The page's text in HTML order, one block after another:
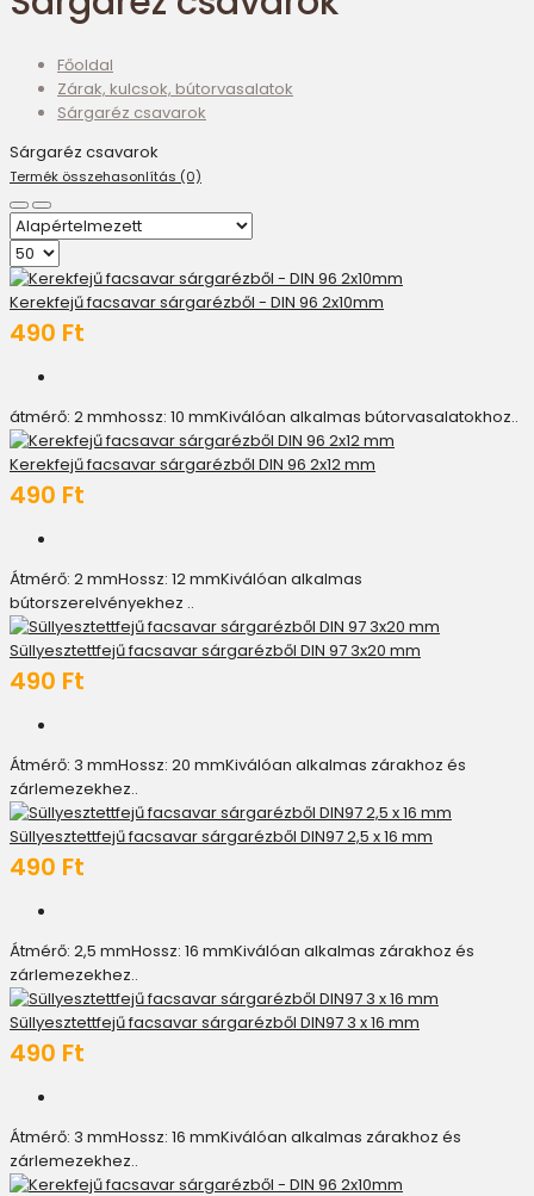
Főoldal
Zárak, kulcsok, bútorvasalatok
Sárgaréz csavarok
Sárgaréz csavarok
Termék összehasonlítás (0)
Kerekfejű facsavar sárgarézből - DIN 96 2x10mm
490 Ft
átmérő: 2 mmhossz: 10 mmKiválóan alkalmas bútorvasalatokhoz..
Kerekfejű facsavar sárgarézből DIN 96 2x12 mm
490 Ft
Átmérő: 2 mmHossz: 12 mmKiválóan alkalmas
bútorszerelvényekhez ..
Süllyesztettfejű facsavar sárgarézből DIN 97 3x20 mm
490 Ft
Átmérő: 3 mmHossz: 20 mmKiválóan alkalmas zárakhoz és
zárlemezekhez..
Süllyesztettfejű facsavar sárgarézből DIN97 2,5 x 16 mm
490 Ft
Átmérő: 2,5 mmHossz: 16 mmKiválóan alkalmas zárakhoz és
zárlemezekhez..
Süllyesztettfejű facsavar sárgarézből DIN97 3 x 16 mm
490 Ft
Átmérő: 3 mmHossz: 16 mmKiválóan alkalmas zárakhoz és
zárlemezekhez..